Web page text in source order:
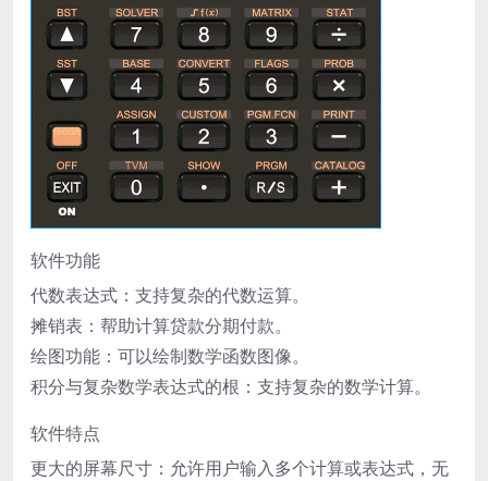
软件功能
代数表达式：支持复杂的代数运算。
摊销表：帮助计算贷款分期付款。
绘图功能：可以绘制数学函数图像。
积分与复杂数学表达式的根：支持复杂的数学计算。
软件特点
更大的屏幕尺寸：允许用户输入多个计算或表达式，无